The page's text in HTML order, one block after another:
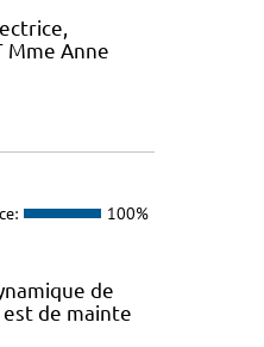
Mme Anne
100%
de
de mainte